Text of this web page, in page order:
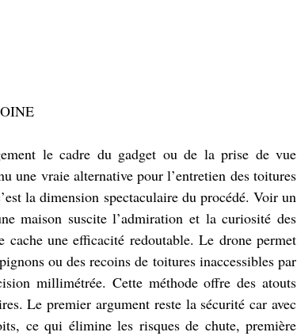
le cadre du gadget ou de la prise de vue
une vraie alternative pour l’entretien des toitures
la dimension spectaculaire du procédé. Voir un
maison suscite l’admiration et la curiosité des
cache une efficacité redoutable. Le drone permet
ou des recoins de toitures inaccessibles par
millimétrée. Cette méthode offre des atouts
Le premier argument reste la sécurité car avec
ce qui élimine les risques de chute, première